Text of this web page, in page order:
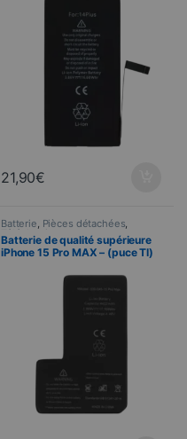
21,90€
Batterie, Pièces détachées,
Téléphonie
Batterie de qualité supérieure
iPhone 15 Pro MAX – (puce TI)